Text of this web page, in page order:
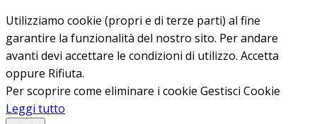
Utilizziamo cookie (propri e di terze parti) al fine
garantire la funzionalità del nostro sito. Per andare
avanti devi accettare le condizioni di utilizzo. Accetta
oppure Rifiuta.
Per scoprire come eliminare i cookie Gestisci Cookie
Leggi tutto